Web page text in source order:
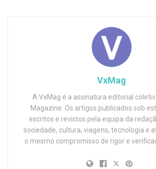
VxMag
A VxMag é a assinatura editorial
Magazine. Os artigos publicados sob
escritos e revistos pela equipa da
sociedade, cultura, viagens, tecnologia e
o mesmo compromisso de rigor e